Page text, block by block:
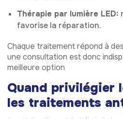
Thérapie par lumière LED:
favorise la réparation.
Chaque traitement répond à
une consultation est donc
meilleure option
Quand privilégier
les traitements